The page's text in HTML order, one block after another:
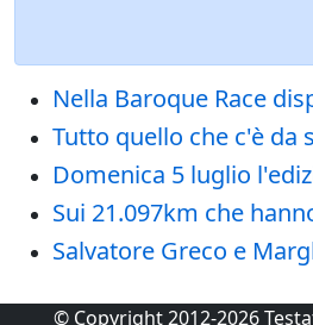
Nella Baroque Race
Tutto quello che c'è da
Domenica 5 luglio
Sui 21.097km che
Salvatore Greco e
© Copyright 2012-2026